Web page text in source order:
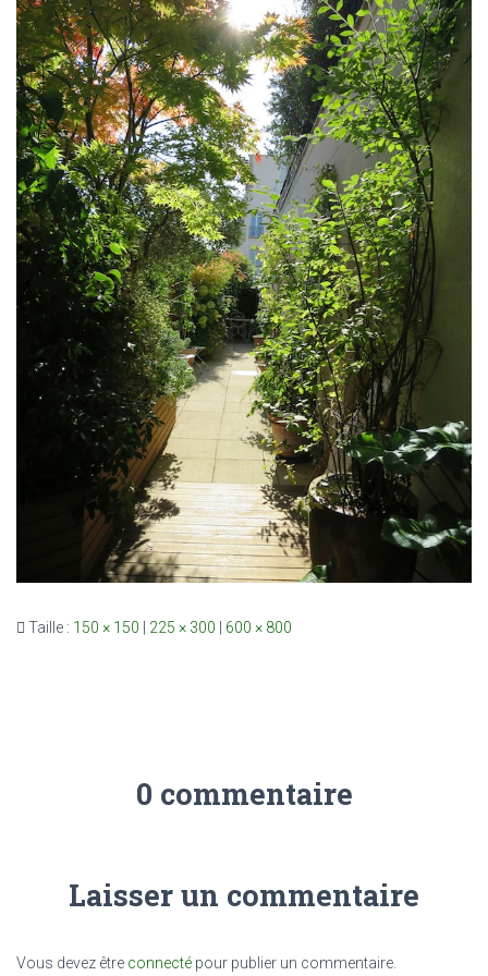
Taille : 150 × 150 225 × 300 600 × 800
0 commentaire
Laisser un commentaire
Vous devez être connecté pour publier un commentaire.